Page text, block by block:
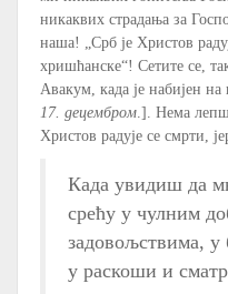
никаквих страдања за
наша! „Срб је Христов
хришћанске“! Сетите се,
Авакум, када је набијен на
17. децембром .]. Нема
Христов радује се смрти,
Када увидиш да
срећу у чулним
задовољствима,
у раскоши и